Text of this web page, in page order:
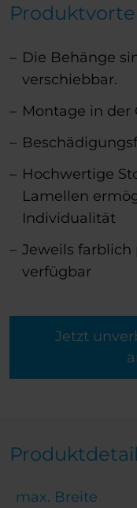
Die Behänge
verschiebbar.
Montage in der
Hochwertige
Lamellen
Individualität
Jeweils farblich
verfügbar
Jetzt
max. Breite